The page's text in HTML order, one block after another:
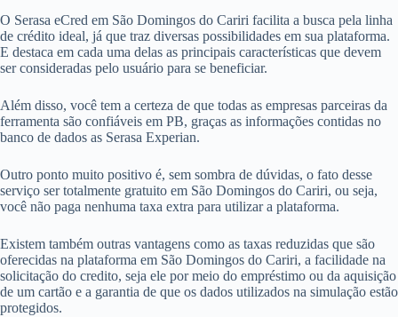
O Serasa eCred em São Domingos do Cariri facilita a busca pela linha
de crédito ideal, já que traz diversas possibilidades em sua plataforma.
E destaca em cada uma delas as principais características que devem
ser consideradas pelo usuário para se beneficiar.
Além disso, você tem a certeza de que todas as empresas parceiras da
ferramenta são confiáveis em PB, graças as informações contidas no
banco de dados as Serasa Experian.
Outro ponto muito positivo é, sem sombra de dúvidas, o fato desse
serviço ser totalmente gratuito em São Domingos do Cariri, ou seja,
você não paga nenhuma taxa extra para utilizar a plataforma.
Existem também outras vantagens como as taxas reduzidas que são
oferecidas na plataforma em São Domingos do Cariri, a facilidade na
solicitação do credito, seja ele por meio do empréstimo ou da aquisição
de um cartão e a garantia de que os dados utilizados na simulação estão
protegidos.